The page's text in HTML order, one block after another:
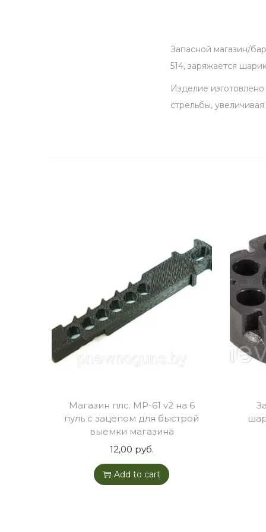
Запасной магазин/
514, заряжается
Изделие
стрельбы,
Магазин плс. МР-61 v2 на 6
пуль с зацепом для быстрой
выемки магазина
12,00 руб.
Add to cart